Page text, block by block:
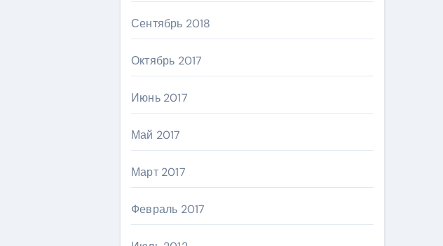
Сентябрь 2018
Октябрь 2017
Июнь 2017
Май 2017
Март 2017
Февраль 2017